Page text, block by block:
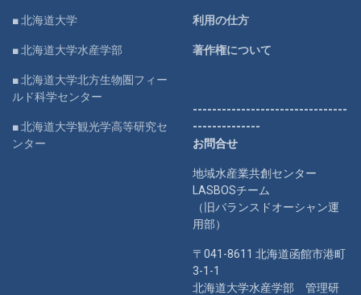
■ 北海道大学
■ 北海道大学水産学部
■ 北海道大学北方生物圏フィー
ルド科学センター
■ 北海道大学観光学高等研究セ
ンター
利用の仕方
著作権について
--------------------------------
--------------
お問合せ
地域水産業共創センター
LASBOSチーム
（旧バランスドオーシャン運
用部）
〒041-8611 北海道函館市港町
3-1-1
北海道大学水産学部 管理研